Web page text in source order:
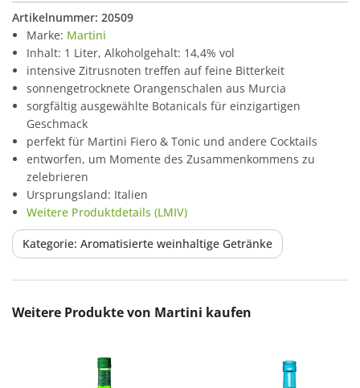
Artikelnummer: 20509
Marke: Martini
Inhalt: 1 Liter, Alkoholgehalt: 14,4% vol
intensive Zitrusnoten treffen auf feine Bitterkeit
sonnengetrocknete Orangenschalen aus Murcia
sorgfältig ausgewählte Botanicals für einzigartigen
Geschmack
perfekt für Martini Fiero & Tonic und andere Cocktails
entworfen, um Momente des Zusammenkommens zu
zelebrieren
Ursprungsland: Italien
Weitere Produktdetails (LMIV)
Kategorie: Aromatisierte weinhaltige Getränke
Produktgalerie überspringen
Weitere Produkte von Martini kaufen